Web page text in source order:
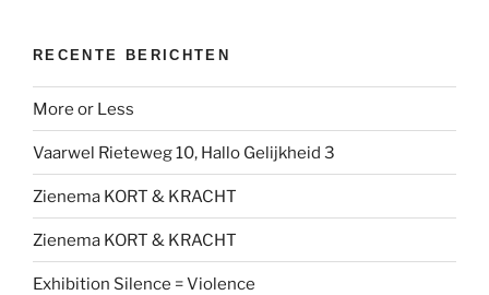
RECENTE BERICHTEN
More or Less
Vaarwel Rieteweg 10, Hallo Gelijkheid 3
Zienema KORT & KRACHT
Zienema KORT & KRACHT
Exhibition Silence = Violence